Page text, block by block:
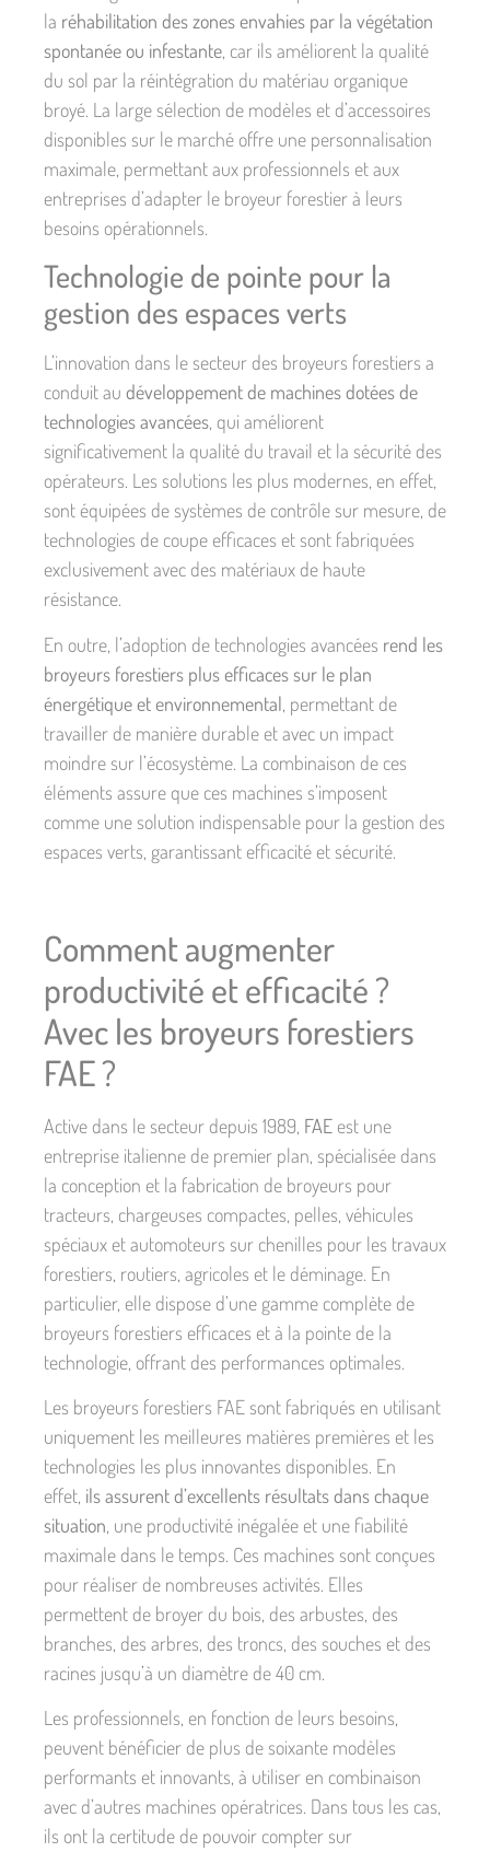
la réhabilitation des zones envahies par la végétation
spontanée ou infestante, car ils améliorent la qualité
du sol par la réintégration du matériau organique
broyé. La large sélection de modèles et d’accessoires
disponibles sur le marché offre une personnalisation
maximale, permettant aux professionnels et aux
entreprises d’adapter le broyeur forestier à leurs
besoins opérationnels.
Technologie de pointe pour la
gestion des espaces verts
L’innovation dans le secteur des broyeurs forestiers a
conduit au développement de machines dotées de
technologies avancées, qui améliorent
significativement la qualité du travail et la sécurité des
opérateurs. Les solutions les plus modernes, en effet,
sont équipées de systèmes de contrôle sur mesure, de
technologies de coupe efficaces et sont fabriquées
exclusivement avec des matériaux de haute
résistance.
En outre, l’adoption de technologies avancées rend les
broyeurs forestiers plus efficaces sur le plan
énergétique et environnemental, permettant de
travailler de manière durable et avec un impact
moindre sur l’écosystème. La combinaison de ces
éléments assure que ces machines s’imposent
comme une solution indispensable pour la gestion des
espaces verts, garantissant efficacité et sécurité.
Comment augmenter
productivité et efficacité ?
Avec les broyeurs forestiers
FAE ?
Active dans le secteur depuis 1989, FAE est une
entreprise italienne de premier plan, spécialisée dans
la conception et la fabrication de broyeurs pour
tracteurs, chargeuses compactes, pelles, véhicules
spéciaux et automoteurs sur chenilles pour les travaux
forestiers, routiers, agricoles et le déminage. En
particulier, elle dispose d’une gamme complète de
broyeurs forestiers efficaces et à la pointe de la
technologie, offrant des performances optimales.
Les broyeurs forestiers FAE sont fabriqués en utilisant
uniquement les meilleures matières premières et les
technologies les plus innovantes disponibles. En
effet, ils assurent d’excellents résultats dans chaque
situation, une productivité inégalée et une fiabilité
maximale dans le temps. Ces machines sont conçues
pour réaliser de nombreuses activités. Elles
permettent de broyer du bois, des arbustes, des
branches, des arbres, des troncs, des souches et des
racines jusqu’à un diamètre de 40 cm.
Les professionnels, en fonction de leurs besoins,
peuvent bénéficier de plus de soixante modèles
performants et innovants, à utiliser en combinaison
avec d’autres machines opératrices. Dans tous les cas,
ils ont la certitude de pouvoir compter sur